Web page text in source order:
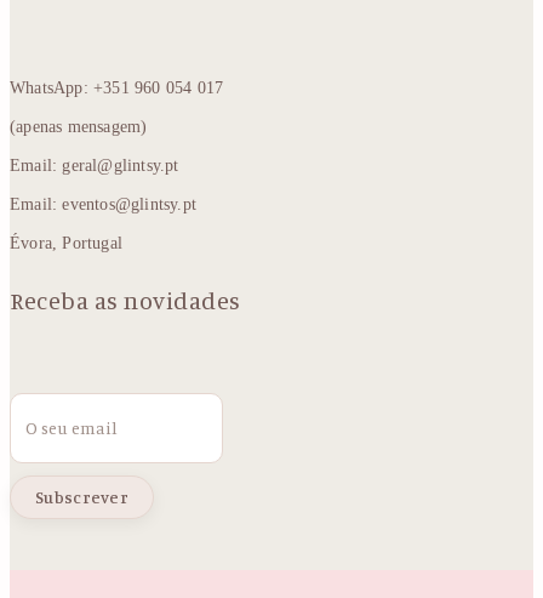
WhatsApp: +351 960 054 017
(apenas mensagem)
Email: geral@glintsy.pt
Email: eventos@glintsy.pt
Évora, Portugal
Receba as novidades
Email